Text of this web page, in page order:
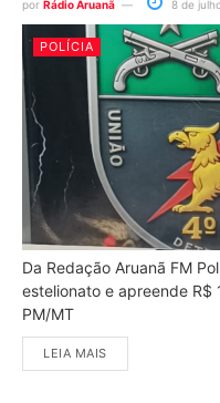
por Rádio Aruanã 8 de
POLÍCIA
Da Redação Aruanã FM
estelionato e apreende R$
PM/MT
LEIA MAIS